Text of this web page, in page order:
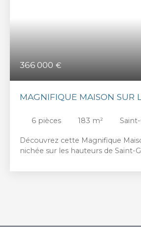
366 000 €
MAGNIFIQUE MAISON SUR
6 pièces 183 m²
Découvrez cette Magnifique
nichée sur les hauteurs de Saint-
terrain de 398 m², cette